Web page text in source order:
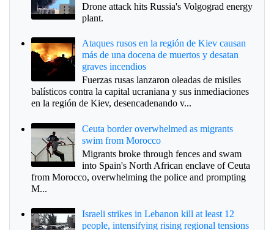
Drone attack hits Russia's Volgograd energy
plant.
Ataques rusos en la región de Kiev causan
más de una docena de muertos y desatan
graves incendios
Fuerzas rusas lanzaron oleadas de misiles
balísticos contra la capital ucraniana y sus inmediaciones
en la región de Kiev, desencadenando v...
Ceuta border overwhelmed as migrants
swim from Morocco
Migrants broke through fences and swam
into Spain's North African enclave of Ceuta
from Morocco, overwhelming the police and prompting
M...
Israeli strikes in Lebanon kill at least 12
people, intensifying rising regional tensions